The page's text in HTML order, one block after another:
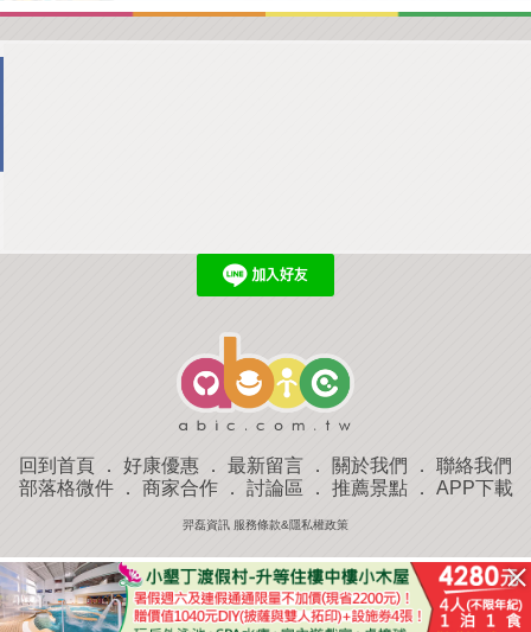
回到首頁 ． 好康優惠 ． 最新留言 ． 關於我們 ． 聯絡我們
部落格微件． 商家合作． 討論區 ． 推薦景點． APP下載
羿磊資訊 服務條款&隱私權政策